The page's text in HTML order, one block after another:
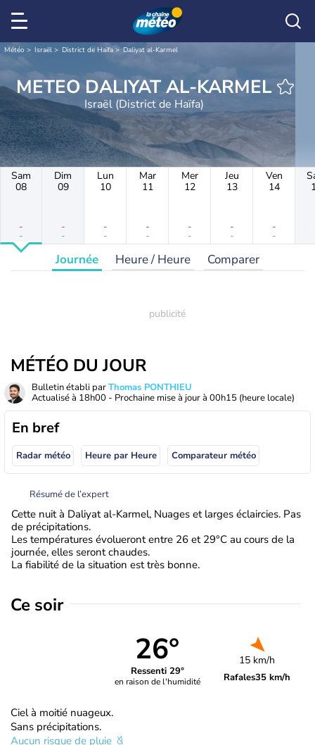
Météo Israël District de Haïfa Daliyat al-Karmel
METEO DALIYAT AL-KARMEL
Israël (District de Haïfa)
Sam
08
-
-
Dim
09
-
-
Lun
10
-
-
Mar
11
-
-
Mer
12
-
-
Jeu
13
-
-
Ven
14
-
-
Journée Heure / Heure Comparer
MÉTÉO DU JOUR
Bulletin établi parThomas PONTHIEU
Actualisé à 18h00 - Prochaine mise à jour à 00h15 (heure locale)
En bref
Radar météo Heure par Heure Comparateur météo
Résumé de l’expert
Cette nuit à Daliyat al-Karmel, Nuages et larges éclaircies. Pas
de précipitations.
Les températures évolueront entre 26 et 29°C au cours de la
journée, elles seront chaudes.
La fiabilité de la situation est très bonne.
Ce soir
26°
Ressenti 29°
en raison de l'humidité
15 km/h
Rafales35 km/h
Ciel à moitié nuageux.
Sans précipitations.
Aucun risque de pluie